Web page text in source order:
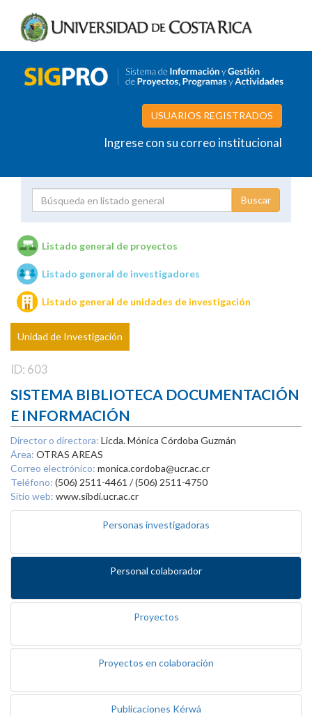
USUARIOS REGISTRADOS
Ingrese con su correo institucional
Unidades de investigación
Listado general de proyectos
Listado general de investigadores
Listado general de unidades de investigación
Unidad de Investigación
ID: 603
SISTEMA BIBLIOTECA DOCUMENTACIÓN
E INFORMACIÓN
Director o directora: Licda. Mónica Córdoba Guzmán
Área: OTRAS AREAS
Correo electrónico: monica.cordoba@ucr.ac.cr
Teléfono: (506) 2511-4461 / (506) 2511-4750
Sitio web: www.sibdi.ucr.ac.cr
Personas investigadoras
Personal colaborador
Proyectos
Proyectos en colaboración
Publicaciones Kérwá